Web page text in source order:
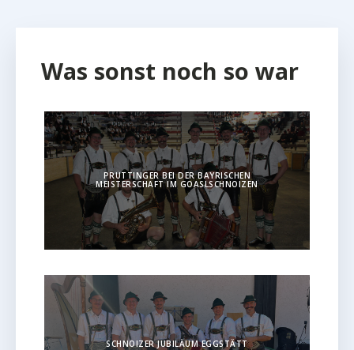
Was sonst noch so war
PRUTTINGER BEI DER BAYRISCHEN
MEISTERSCHAFT IM GOASLSCHNOIZEN
SCHNOIZER JUBILÄUM EGGSTÄTT